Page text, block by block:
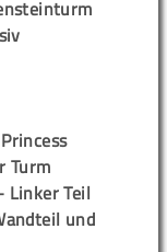
Turm
Linker Teil
und